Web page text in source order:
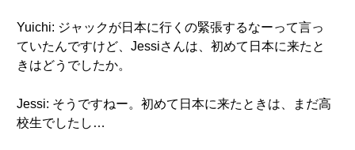
Yuichi: ジャックが日本に行くの緊張するなーって言っ
ていたんですけど、Jessiさんは、初めて日本に来たと
きはどうでしたか。
Jessi: そうですねー。初めて日本に来たときは、まだ高
校生でしたし…